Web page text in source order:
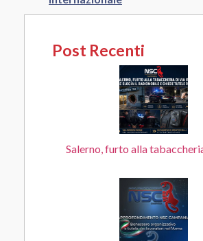
Post Recenti
Salerno, furto alla